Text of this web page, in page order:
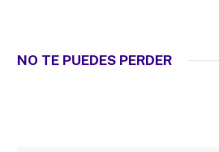
NO TE PUEDES PERDER